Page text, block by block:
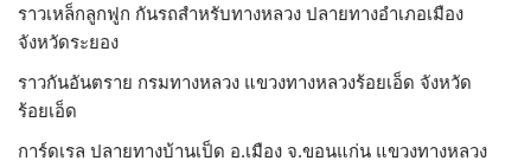
ราวเหล็กลูกฟูก กันรถสําหรับทางหลวง ปลายทางอำเภอเมือง
จังหวัดระยอง
ราวกันอันตราย กรมทางหลวง แขวงทางหลวงร้อยเอ็ด จังหวัด
ร้อยเอ็ด
การ์ดเรล ปลายทางบ้านเป็ด อ.เมือง จ.ขอนแก่น แขวงทางหลวง